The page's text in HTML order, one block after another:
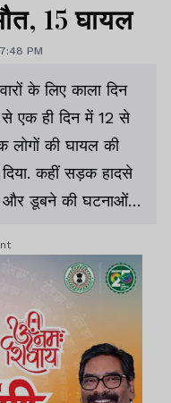
15 घायल
PM
के लिए काला दिन
एक ही दिन में 12 से
लोगों की घायल की
कहीं सड़क हादसे
और डूबने की घटनाओं ने